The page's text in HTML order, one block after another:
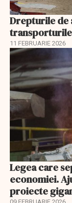
Drepturile de
11 FEBRUARIE 2026
Legea care
economiei.
proiecte